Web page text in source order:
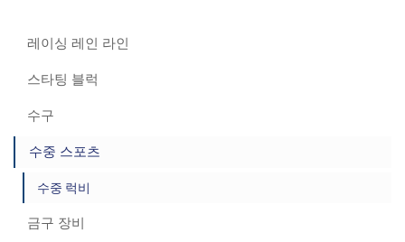
레이싱 레인 라인
스타팅 블럭
수구
수중 스포츠
수중 럭비
금구 장비